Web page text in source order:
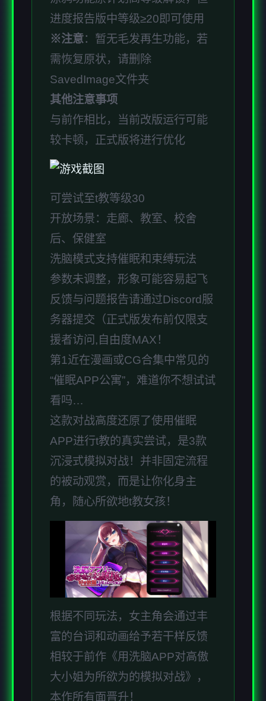
进度报告版中等级≥20即可使用
※注意：暂无毛发再生功能，若
需恢复原状，请删除
SavedImage文件夹
其他注意事项
与前作相比，当前改版运行可能
较卡顿，正式版将进行优化
可尝试至t教等级30
开放场景：走廊、教室、校舍
后、保健室
洗脑模式支持催眠和束缚玩法
参数未调整，形象可能容易起飞
反馈与问题报告请通过Discord服
务器提交（正式版发布前仅限支
援者访问,自由度MAX！
第1近在漫画或CG合集中常见的
“催眠APP公寓”，难道你不想试试
看吗…
这款对战高度还原了使用催眠
APP进行t教的真实尝试，是3款
沉浸式模拟对战！并非固定流程
的被动观赏，而是让你化身主
角，随心所欲地t教女孩！
根据不同玩法，女主角会通过丰
富的台词和动画给予若干样反馈
相较于前作《用洗脑APP对高傲
大小姐为所欲为的模拟对战》，
本作所有面晋升！